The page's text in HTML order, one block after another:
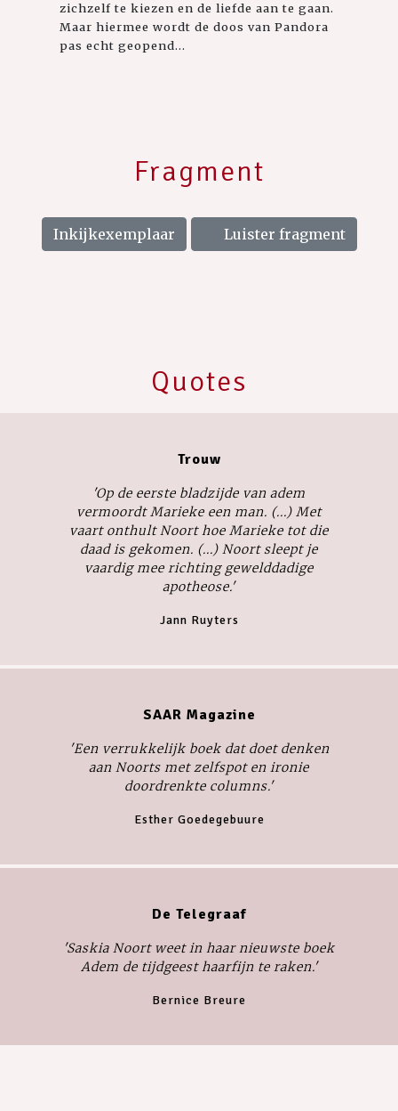
zichzelf te kiezen en de liefde aan te gaan.
Maar hiermee wordt de doos van Pandora
pas echt geopend...
Fragment
Inkijkexemplaar Luister fragment
Quotes
Trouw
'Op de eerste bladzijde van adem
vermoordt Marieke een man. (...) Met
vaart onthult Noort hoe Marieke tot die
daad is gekomen. (...) Noort sleept je
vaardig mee richting gewelddadige
apotheose.'
Jann Ruyters
SAAR Magazine
'Een verrukkelijk boek dat doet denken
aan Noorts met zelfspot en ironie
doordrenkte columns.'
Esther Goedegebuure
De Telegraaf
'Saskia Noort weet in haar nieuwste boek
Adem de tijdgeest haarfijn te raken.'
Bernice Breure